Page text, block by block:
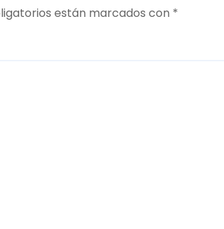
están marcados con *